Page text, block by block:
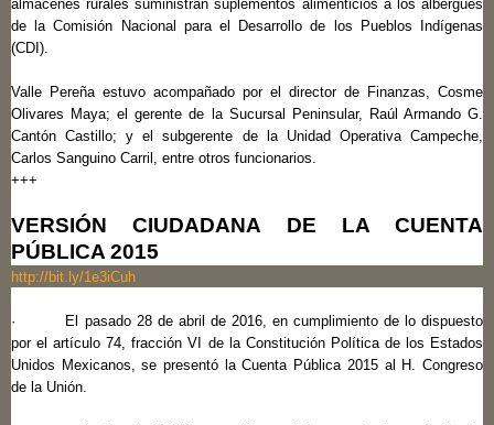
almacenes rurales suministran suplementos alimenticios a los albergues
de la Comisión Nacional para el Desarrollo de los Pueblos Indígenas
(CDI).
Valle Pereña estuvo acompañado por el director de Finanzas, Cosme
Olivares Maya; el gerente de la Sucursal Peninsular, Raúl Armando G.
Cantón Castillo; y el subgerente de la Unidad Operativa Campeche,
Carlos Sanguino Carril, entre otros funcionarios.
+++
VERSIÓN CIUDADANA DE LA CUENTA
PÚBLICA 2015
http://bit.ly/1e3iCuh
· El pasado 28 de abril de 2016, en cumplimiento de lo dispuesto
por el artículo 74, fracción VI de la Constitución Política de los Estados
Unidos Mexicanos, se presentó la Cuenta Pública 2015 al H. Congreso
de la Unión.